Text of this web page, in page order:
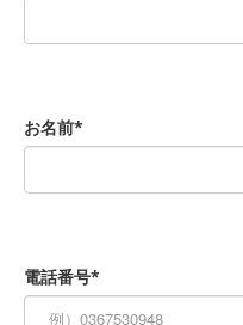
お名前*
電話番号*